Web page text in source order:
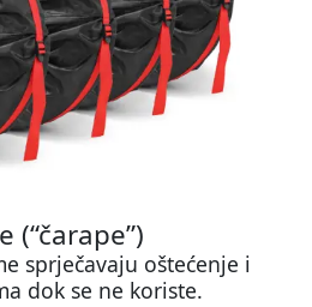
(“čarape”)
sprječavaju oštećenje i
dok se ne koriste.